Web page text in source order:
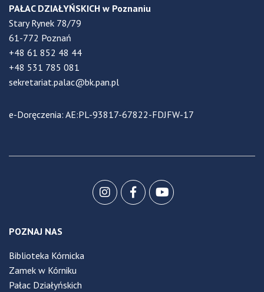
PAŁAC DZIAŁYŃSKICH w Poznaniu
Stary Rynek 78/79
61-772 Poznań
+48 61 852 48 44
+48 531 785 081
sekretariat.palac@bk.pan.pl
e-Doręczenia: AE:PL-93817-67822-FDJFW-17
POZNAJ NAS
Biblioteka Kórnicka
Zamek w Kórniku
Pałac Działyńskich